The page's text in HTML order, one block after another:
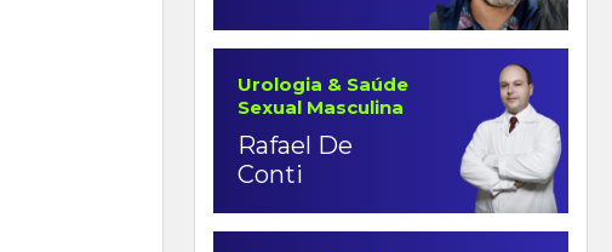
Urologia & Saúde
Sexual Masculina
Rafael De
Conti